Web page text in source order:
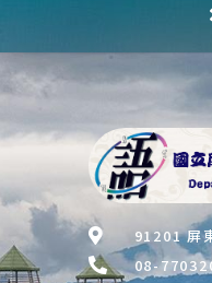
91201 屏
08-